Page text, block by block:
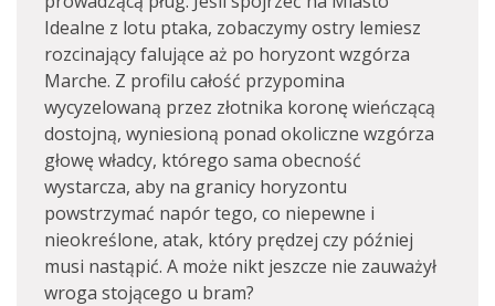
Idealne z lotu ptaka, zobaczymy ostry lemiesz
rozcinający falujące aż po horyzont wzgórza
Marche. Z profilu całość przypomina
wycyzelowaną przez złotnika koronę wieńczącą
dostojną, wyniesioną ponad okoliczne wzgórza
głowę władcy, którego sama obecność
wystarcza, aby na granicy horyzontu
powstrzymać napór tego, co niepewne i
nieokreślone, atak, który prędzej czy później
musi nastąpić. A może nikt jeszcze nie zauważył
wroga stojącego u bram?